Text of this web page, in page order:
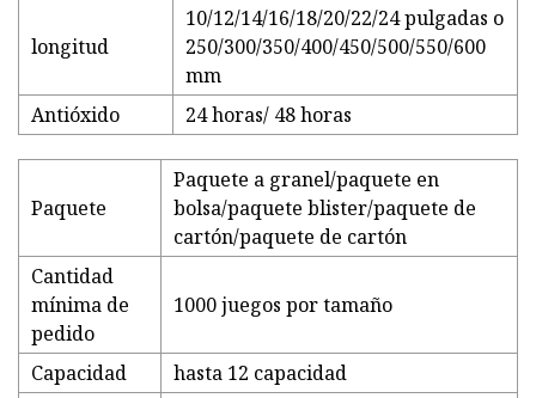
longitud
10/12/14/16/18/20/22/24 pulgadas o
250/300/350/400/450/500/550/600
mm
Antióxido
24 horas/ 48 horas
Paquete
Paquete a granel/paquete en
bolsa/paquete blister/paquete de
cartón/paquete de cartón
Cantidad
mínima de
pedido
1000 juegos por tamaño
Capacidad
hasta 12 capacidad